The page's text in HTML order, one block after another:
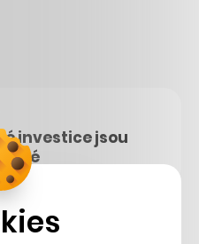
investice jsou